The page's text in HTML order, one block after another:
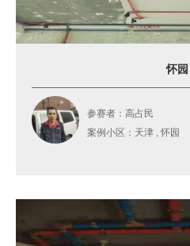
怀园
参赛者：高占民
案例小区：天津 , 怀园